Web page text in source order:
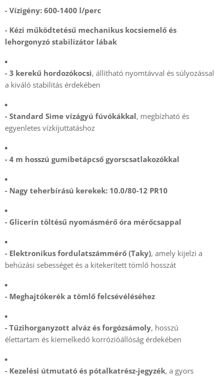
- Vízigény: 600-1400 l/perc
- Kézi működtetésű mechanikus kocsiemelő és
lehorgonyzó stabilizátor lábak
- 3 kerekű hordozókocsi, állítható nyomtávval és súlyozással
a kiváló stabilitás érdekében
- Standard Sime vízágyú fúvókákkal, megbízható és
egyenletes vízkijuttatáshoz
- 4 m hosszú gumibetápcső gyorscsatlakozókkal
- Nagy teherbírású kerekek: 10.0/80-12 PR10
- Glicerin töltésű nyomásmérő óra mérőcsappal
- Elektronikus fordulatszámmérő (Taky), amely kijelzi a
behúzási sebességet és a kitekerített tömlő hosszát
- Meghajtókerék a tömlő felcsévéléséhez
- Tűzihorganyzott alváz és forgózsámoly, hosszú
élettartam és kiemelkedő korrózióállóság érdekében
- Kezelési útmutató és pótalkatrész-jegyzék, a gyors